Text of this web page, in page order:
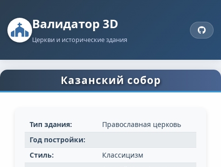
Валидатор 3D
Церкви и исторические здания
Казанский собор
Тип здания:
Православная церковь
Год постройки:
Стиль:
Классицизм